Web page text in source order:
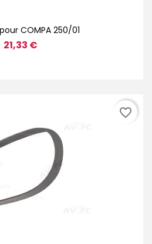
COMPA 250/01
21,33 €
favorite_border